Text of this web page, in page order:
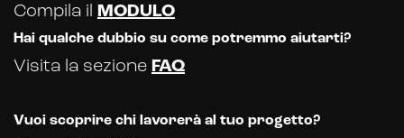
Chatbot e assistenti virtuali
Realtà Aumentata
Metaverso
Compila il MODULO
Hai qualche dubbio su come potremmo aiutarti?
Visita la sezione FAQ
Vuoi scoprire chi lavorerà al tuo progetto?